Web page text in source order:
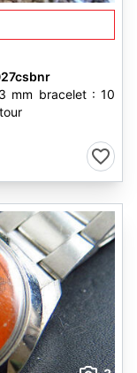
mm bracelet : 10